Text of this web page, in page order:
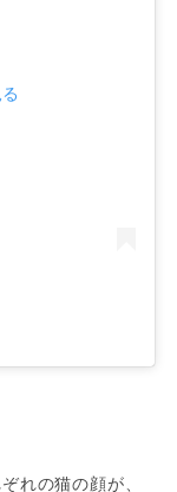
れの猫の顔が、